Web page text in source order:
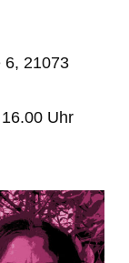
6, 21073
Uhr